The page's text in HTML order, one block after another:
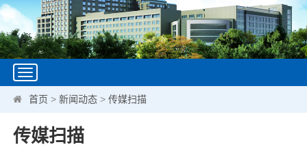
Toggle
navigation
首页 >新闻动态 >传媒扫描
传媒扫描